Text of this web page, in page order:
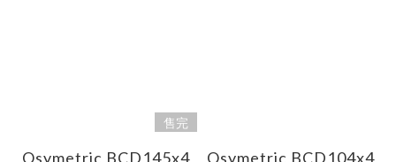
售完
Osymetric BCD145x4 Osymetric BCD104x4